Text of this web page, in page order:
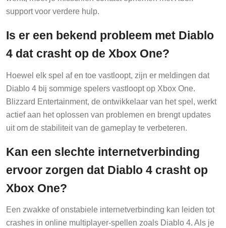
support voor verdere hulp.
Is er een bekend probleem met Diablo
4 dat crasht op de Xbox One?
Hoewel elk spel af en toe vastloopt, zijn er meldingen dat
Diablo 4 bij sommige spelers vastloopt op Xbox One.
Blizzard Entertainment, de ontwikkelaar van het spel, werkt
actief aan het oplossen van problemen en brengt updates
uit om de stabiliteit van de gameplay te verbeteren.
Kan een slechte internetverbinding
ervoor zorgen dat Diablo 4 crasht op
Xbox One?
Een zwakke of onstabiele internetverbinding kan leiden tot
crashes in online multiplayer-spellen zoals Diablo 4. Als je